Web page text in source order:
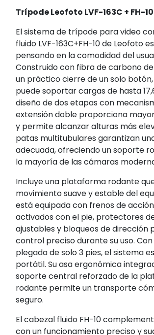
Trípode Leofoto LVF-163C + FH-10
El sistema de trípode para video
fluido LVF-163C+FH-10 de Leofoto
pensando en la comodidad del
Construido con fibra de carbono de
un práctico cierre de un solo
puede soportar cargas de hasta
diseño de dos etapas con
extensión doble proporciona
y permite alcanzar alturas más
patas multitubulares garantizan
adecuada, ofreciendo un soporte
la mayoría de las cámaras
Incluye una plataforma rodante
movimiento suave y estable del
está equipada con frenos de
activados con el pie, protectores
ajustables y bloqueos de dirección
control preciso durante su uso.
plegada de solo 3 pies, el sistema
portátil. Su asa ergonómica
soporte central reforzado de la
rodante permite un transporte
seguro.
El cabezal fluido FH-10
con un funcionamiento preciso y